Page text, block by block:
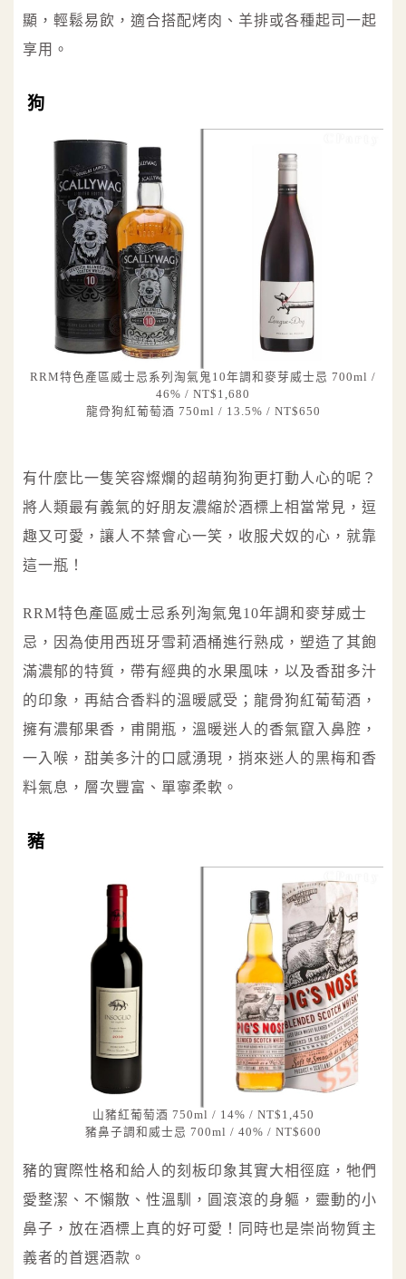
顯，輕鬆易飲，適合搭配烤肉、羊排或各種起司一起
享用。
狗
RRM特色產區威士忌系列淘氣鬼10年調和麥芽威士忌 700ml /
46% / NT$1,680
龍骨狗紅葡萄酒 750ml / 13.5% / NT$650
有什麼比一隻笑容燦爛的超萌狗狗更打動人心的呢？
將人類最有義氣的好朋友濃縮於酒標上相當常見，逗
趣又可愛，讓人不禁會心一笑，收服犬奴的心，就靠
這一瓶！
RRM特色產區威士忌系列淘氣鬼10年調和麥芽威士
忌，因為使用西班牙雪莉酒桶進行熟成，塑造了其飽
滿濃郁的特質，帶有經典的水果風味，以及香甜多汁
的印象，再結合香料的溫暖感受；龍骨狗紅葡萄酒，
擁有濃郁果香，甫開瓶，溫暖迷人的香氣竄入鼻腔，
一入喉，甜美多汁的口感湧現，捎來迷人的黑梅和香
料氣息，層次豐富、單寧柔軟。
豬
山豬紅葡萄酒 750ml / 14% / NT$1,450
豬鼻子調和威士忌 700ml / 40% / NT$600
豬的實際性格和給人的刻板印象其實大相徑庭，牠們
愛整潔、不懶散、性溫馴，圓滾滾的身軀，靈動的小
鼻子，放在酒標上真的好可愛！同時也是崇尚物質主
義者的首選酒款。